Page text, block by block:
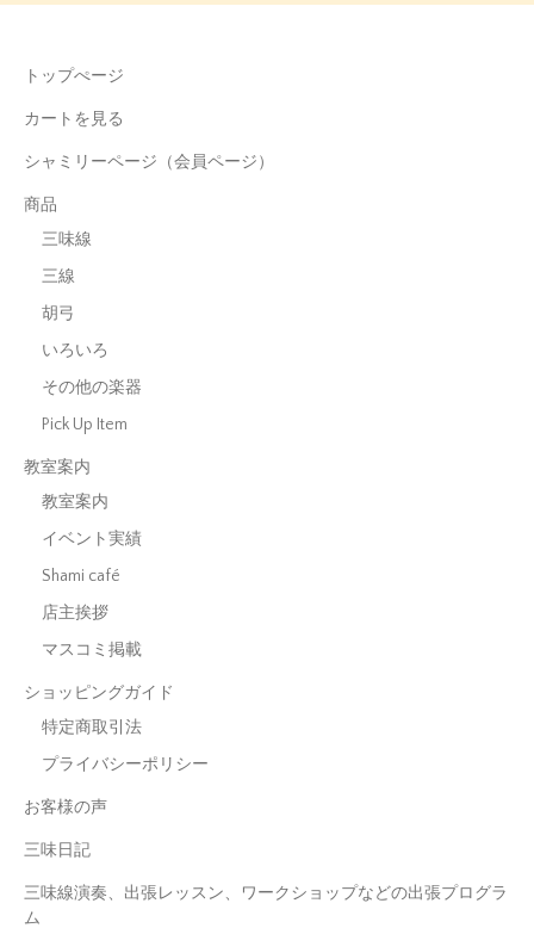
トップぺージ
カートを見る
シャミリーページ（会員ページ）
商品
三味線
三線
胡弓
いろいろ
その他の楽器
Pick Up Item
教室案内
教室案内
イベント実績
Shami café
店主挨拶
マスコミ掲載
ショッピングガイド
特定商取引法
プライバシーポリシー
お客様の声
三味日記
三味線演奏、出張レッスン、ワークショップなどの出張プログラ
ム